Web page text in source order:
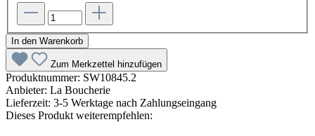
In den Warenkorb
Zum Merkzettel hinzufügen
Produktnummer: SW10845.2
Anbieter: La Boucherie
Lieferzeit: 3-5 Werktage nach Zahlungseingang
Dieses Produkt weiterempfehlen: